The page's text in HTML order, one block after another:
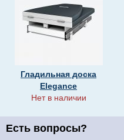
Гладильная доска
Elegance
Нет в наличии
Есть вопросы?